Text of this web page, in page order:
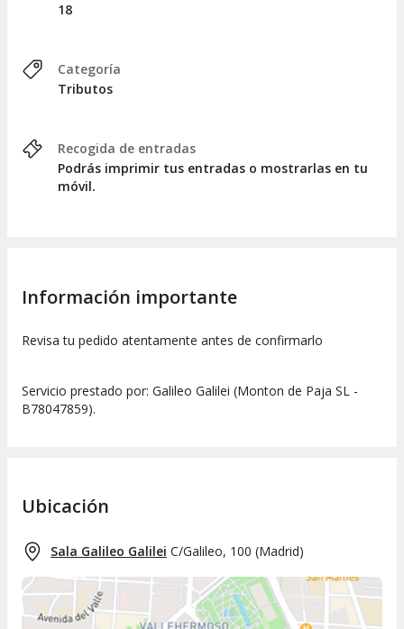
18
Categoría
Tributos
Recogida de entradas
Podrás imprimir tus entradas o mostrarlas en tu
móvil.
Información importante
Revisa tu pedido atentamente antes de confirmarlo
Servicio prestado por: Galileo Galilei (Monton de Paja SL -
B78047859).
Ubicación
Sala Galileo Galilei C/Galileo, 100 (Madrid)